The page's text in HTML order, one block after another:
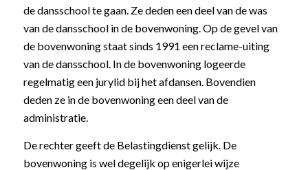
de dansschool te gaan. Ze deden een deel van de was
van de dansschool in de bovenwoning. Op de gevel van
de bovenwoning staat sinds 1991 een reclame-uiting
van de dansschool. In de bovenwoning logeerde
regelmatig een jurylid bij het afdansen. Bovendien
deden ze in de bovenwoning een deel van de
administratie.
De rechter geeft de Belastingdienst gelijk. De
bovenwoning is wel degelijk op enigerlei wijze